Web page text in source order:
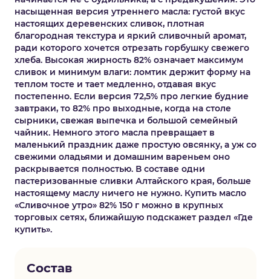
насыщенная версия утреннего масла: густой вкус
настоящих деревенских сливок, плотная
благородная текстура и яркий сливочный аромат,
ради которого хочется отрезать горбушку свежего
хлеба. Высокая жирность 82% означает максимум
сливок и минимум влаги: ломтик держит форму на
теплом тосте и тает медленно, отдавая вкус
постепенно. Если версия 72,5% про легкие будние
завтраки, то 82% про выходные, когда на столе
сырники, свежая выпечка и большой семейный
чайник. Немного этого масла превращает в
маленький праздник даже простую овсянку, а уж со
свежими оладьями и домашним вареньем оно
раскрывается полностью. В составе одни
пастеризованные сливки Алтайского края, больше
настоящему маслу ничего не нужно. Купить масло
«Сливочное утро» 82% 150 г можно в крупных
торговых сетях, ближайшую подскажет раздел «Где
купить».
Состав